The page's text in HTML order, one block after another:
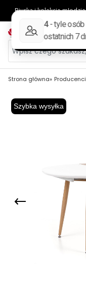
Strona główna Producenci
Szybka wysyłka